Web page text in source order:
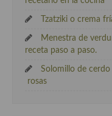
Tzatziki o crema
Menestra de
receta paso a paso.
Solomillo de
rosas